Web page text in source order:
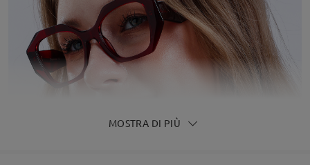
MOSTRA DI PIÙ